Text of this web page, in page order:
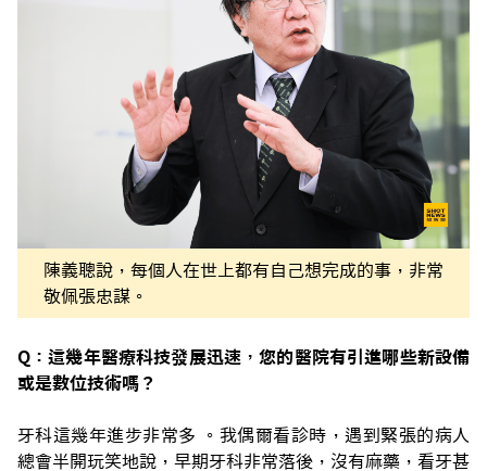
陳義聰說，每個人在世上都有自己想完成的事，非常
敬佩張忠謀。
Q：這幾年醫療科技發展迅速，您的醫院有引進哪些新設備
或是數位技術嗎？
牙科這幾年進步非常多 。我偶爾看診時，遇到緊張的病人
總會半開玩笑地說，早期牙科非常落後，沒有麻藥，看牙甚